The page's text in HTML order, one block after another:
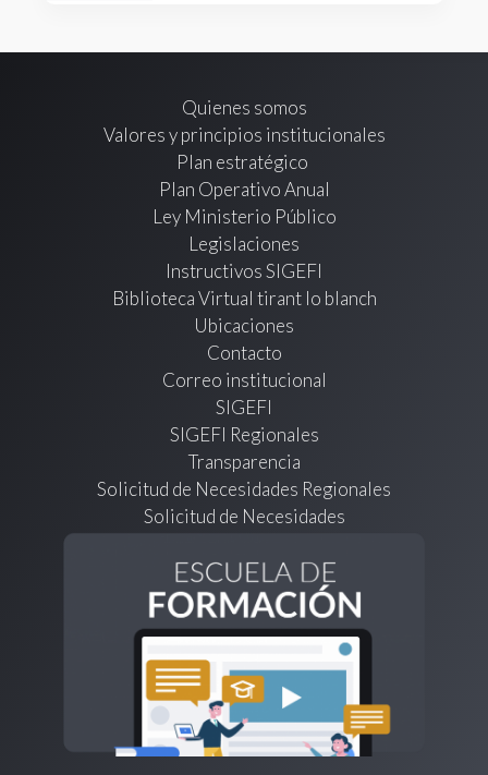
Quienes somos
Valores y principios institucionales
Plan estratégico
Plan Operativo Anual
Ley Ministerio Público
Legislaciones
Instructivos SIGEFI
Biblioteca Virtual tirant lo blanch
Ubicaciones
Contacto
Correo institucional
SIGEFI
SIGEFI Regionales
Transparencia
Solicitud de Necesidades Regionales
Solicitud de Necesidades